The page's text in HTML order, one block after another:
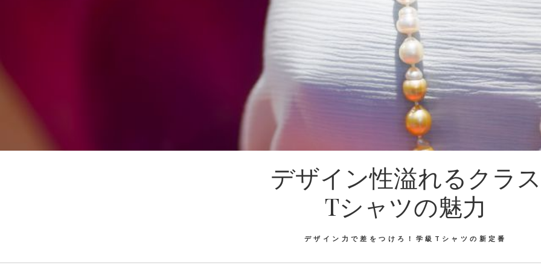
デザイン性溢れるクラス
Tシャツの魅力
デザイン力で差をつけろ！学級Tシャツの新定番